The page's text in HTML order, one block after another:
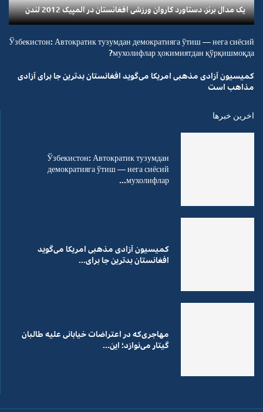
یک مدال برنز، دستاورد کاروان ورزشی افغانستان در المپیک 2012 لندن
Ўзбекистон: Автократик тузумдан демократияга ўтиш — нега сиёсий
мухолифлар ҳокимиятдан қўрқишмоқда?
کمیسیون آزادی مذهبی امریکا می‌گوید افغانستان بدترین جا برای آزادی
مذاهب است
اخرین خبرها
Ўзбекистон: Автократик тузумдан
демократияга ўтиш — нега сиёсий
мухолифлар...
کمیسیون آزادی مذهبی امریکا می‌گوید
افغانستان بدترین جا برای...
مهاجری‌که در اعتراضات خیابانی علیه طالبان
گیتار می‌نوازد؛ این...